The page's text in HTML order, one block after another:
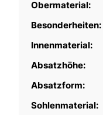
Obermaterial:
Besonderheiten:
Innenmaterial:
Absatzhöhe:
Absatzform:
Sohlenmaterial: